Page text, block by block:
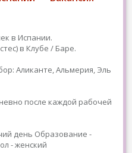
в Испании.
в Клубе / Баре.
Аликанте, Альмерия, Эль
после каждой рабочей
день Образование -
- женский